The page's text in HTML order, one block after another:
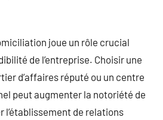
joue un rôle crucial
de l’entreprise. Choisir une
d’affaires réputé ou un centre
peut augmenter la notoriété de
l’établissement de relations